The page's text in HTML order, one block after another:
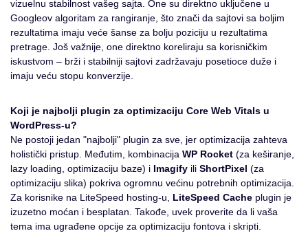
vizuelnu stabilnost vašeg sajta. One su direktno uključene u
Googleov algoritam za rangiranje, što znači da sajtovi sa boljim
rezultatima imaju veće šanse za bolju poziciju u rezultatima
pretrage. Još važnije, one direktno koreliraju sa korisničkim
iskustvom – brži i stabilniji sajtovi zadržavaju posetioce duže i
imaju veću stopu konverzije.
Koji je najbolji plugin za optimizaciju Core Web Vitals u
WordPress-u?
Ne postoji jedan "najbolji" plugin za sve, jer optimizacija zahteva
holistički pristup. Međutim, kombinacija WP Rocket (za keširanje,
lazy loading, optimizaciju baze) i Imagify ili ShortPixel (za
optimizaciju slika) pokriva ogromnu većinu potrebnih optimizacija.
Za korisnike na LiteSpeed hosting-u, LiteSpeed Cache plugin je
izuzetno moćan i besplatan. Takođe, uvek proverite da li vaša
tema ima ugrađene opcije za optimizaciju fontova i skripti.